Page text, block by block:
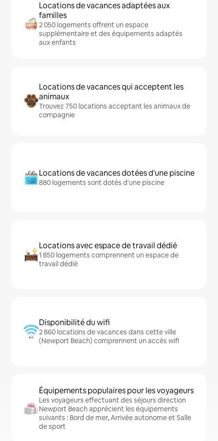
Locations de vacances adaptées aux
familles
2 050 logements offrent un espace
supplémentaire et des équipements adaptés
aux enfants
Locations de vacances qui acceptent les
animaux
Trouvez 750 locations acceptant les animaux de
compagnie
Locations de vacances dotées d'une piscine
880 logements sont dotés d'une piscine
Locations avec espace de travail dédié
1 850 logements comprennent un espace de
travail dédié
Disponibilité du wifi
2 860 locations de vacances dans cette ville
(Newport Beach) comprennent un accès wifi
Équipements populaires pour les voyageurs
Les voyageurs effectuant des séjours direction
Newport Beach apprécient les équipements
suivants : Bord de mer, Arrivée autonome et Salle
de sport